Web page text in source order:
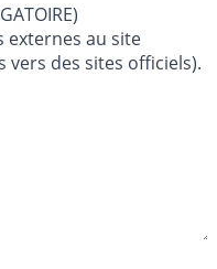
MESSAGE (OBLIGATOIRE)
externes au site
vers des sites officiels).